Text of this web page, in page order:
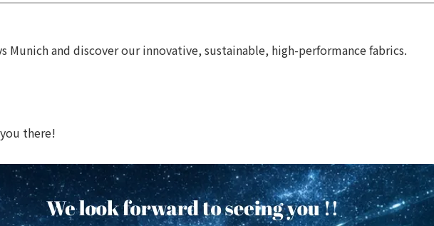
Munich and discover our innovative, sustainable, high-performance fabrics.
there!